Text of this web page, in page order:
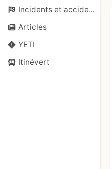
Incidents et accidents
Articles
YETI
Itinévert